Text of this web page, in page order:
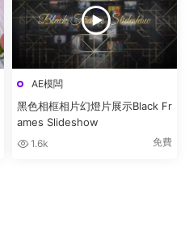
AE模闆
黑色相框相片幻燈片展示Black Fr
ames Slideshow
1.6k 免費